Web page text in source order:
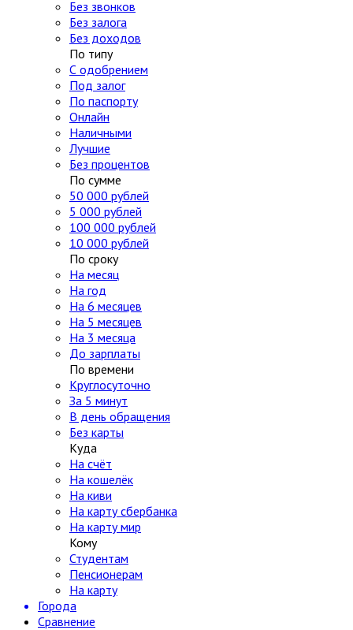
Без звонков
Без залога
Без доходов
По типу
С одобрением
Под залог
По паспорту
Онлайн
Наличными
Лучшие
Без процентов
По сумме
50 000 рублей
5 000 рублей
100 000 рублей
10 000 рублей
По сроку
На месяц
На год
На 6 месяцев
На 5 месяцев
На 3 месяца
До зарплаты
По времени
Круглосуточно
За 5 минут
В день обращения
Без карты
Куда
На счёт
На кошелёк
На киви
На карту сбербанка
На карту мир
Кому
Студентам
Пенсионерам
На карту
Города
Сравнение